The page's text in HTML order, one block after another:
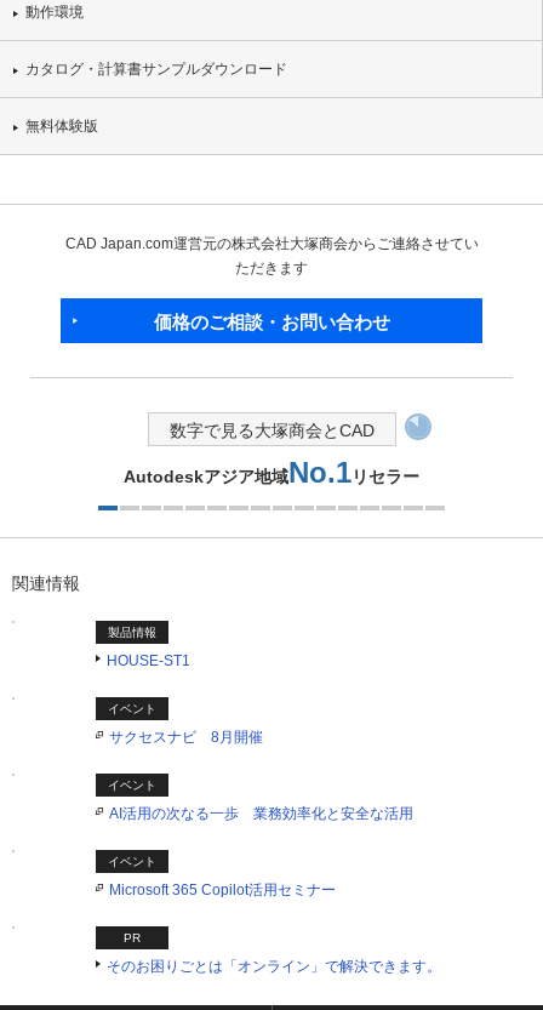
動作環境
カタログ・計算書サンプルダウンロード
無料体験版
CAD Japan.com運営元の株式会社大塚商会からご連絡させてい
ただきます
価格のご相談・お問い合わせ
数字で見る大塚商会とCAD
Autodeskアジア地域No.1リセラー
関連情報
製品情報
HOUSE-ST1
イベント
サクセスナビ 8月開催
イベント
AI活用の次なる一歩 業務効率化と安全な活用
イベント
Microsoft 365 Copilot活用セミナー
PR
そのお困りごとは「オンライン」で解決できます。